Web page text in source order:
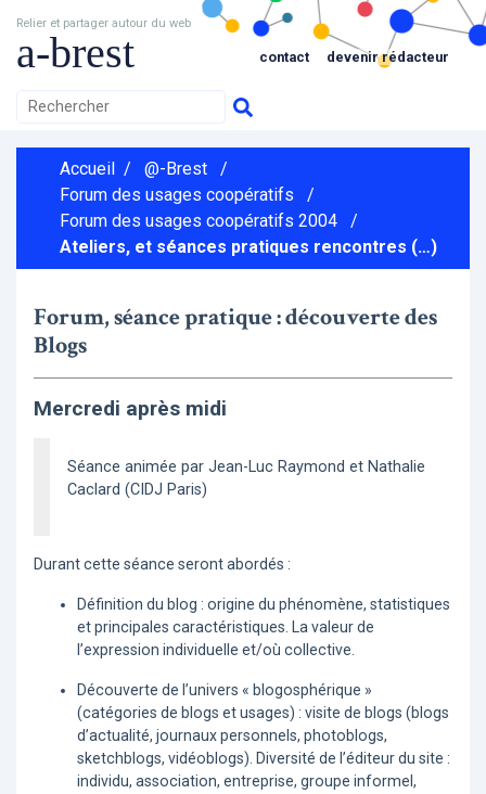
Relier et partager autour du web
a-brest contact devenir rédacteur
Accueil / @-Brest
/
Forum des usages coopératifs
/
Forum des usages coopératifs 2004
/
Ateliers, et séances pratiques rencontres (…)
Forum, séance pratique : découverte des
Blogs
Mercredi après midi
Séance animée par Jean-Luc Raymond et Nathalie
Caclard (CIDJ Paris)
Durant cette séance seront abordés :
Définition du blog : origine du phénomène, statistiques
et principales caractéristiques. La valeur de
l’expression individuelle et/où collective.
Découverte de l’univers « blogosphérique »
(catégories de blogs et usages) : visite de blogs (blogs
d’actualité, journaux personnels, photoblogs,
sketchblogs, vidéoblogs). Diversité de l’éditeur du site :
individu, association, entreprise, groupe informel,